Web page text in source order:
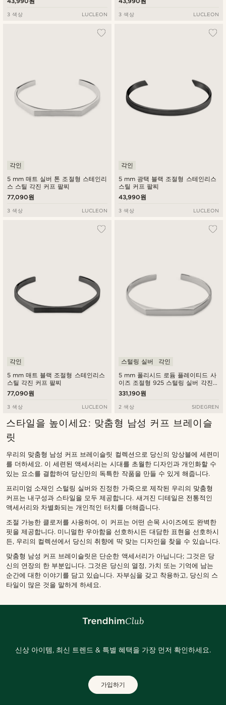
3 색상 LUCLEON 3 색상 LUCLEON
5 mm 매트 실버 톤 조절형 스테인리
스 스틸 각진 커프 팔찌
각인
77,090원
3 색상 LUCLEON
5 mm 광택 블랙 조절형 스테인리스
스틸 커프 팔찌
각인
43,990원
3 색상 LUCLEON
5 mm 매트 블랙 조절형 스테인리스
스틸 각진 커프 팔찌
각인
77,090원
3 색상 LUCLEON
5 mm 폴리시드 로듐 플레이티드 사
이즈 조절형 925 스털링 실버 각진
커프 팔찌
스털링 실버 각인
331,190원
2 색상 SIDEGREN
스타일을 높이세요: 맞춤형 남성 커프 브레이슬
릿
우리의 맞춤형 남성 커프 브레이슬릿 컬렉션으로 당신의 앙상블에 세련미
를 더하세요. 이 세련된 액세서리는 시대를 초월한 디자인과 개인화할 수
있는 요소를 결합하여 당신만의 독특한 작품을 만들 수 있게 해줍니다.
프리미엄 소재인 스털링 실버와 진정한 가죽으로 제작된 우리의 맞춤형
커프는 내구성과 스타일을 모두 제공합니다. 새겨진 디테일은 전통적인
액세서리와 차별화되는 개인적인 터치를 더해줍니다.
조절 가능한 클로저를 사용하여, 이 커프는 어떤 손목 사이즈에도 완벽한
핏을 제공합니다. 미니멀한 우아함을 선호하시든 대담한 표현을 선호하시
든, 우리의 컬렉션에서 당신의 취향에 딱 맞는 디자인을 찾을 수 있습니다.
맞춤형 남성 커프 브레이슬릿은 단순한 액세서리가 아닙니다; 그것은 당
신의 연장의 한 부분입니다. 그것은 당신의 열정, 가치 또는 기억에 남는
순간에 대한 이야기를 담고 있습니다. 자부심을 갖고 착용하고, 당신의 스
타일이 많은 것을 말하게 하세요.
신상 아이템, 최신 트렌드 & 특별 혜택을 가장 먼저 확인하세요.
가입하기